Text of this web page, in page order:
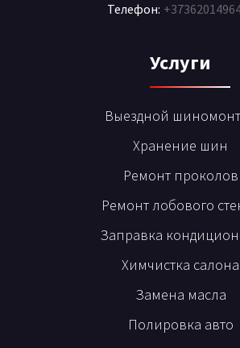
Телефон:
Услуги
Выездной
Хранение шин
Ремонт проколов
Ремонт лобового
Заправка
Химчистка салона
Замена масла
Полировка авто